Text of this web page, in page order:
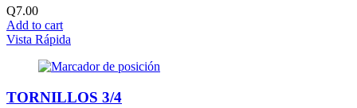
Q7.00
Add to cart
Vista Rápida
TORNILLOS 3/4